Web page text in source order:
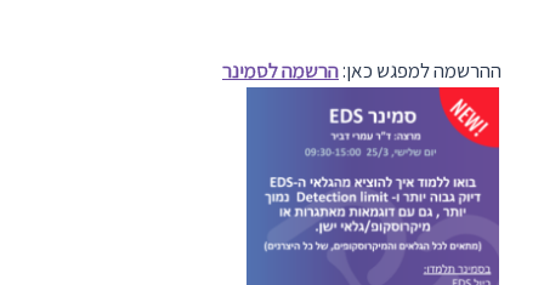
ההרשמה למפגש כאן:הרשמה לסמינר